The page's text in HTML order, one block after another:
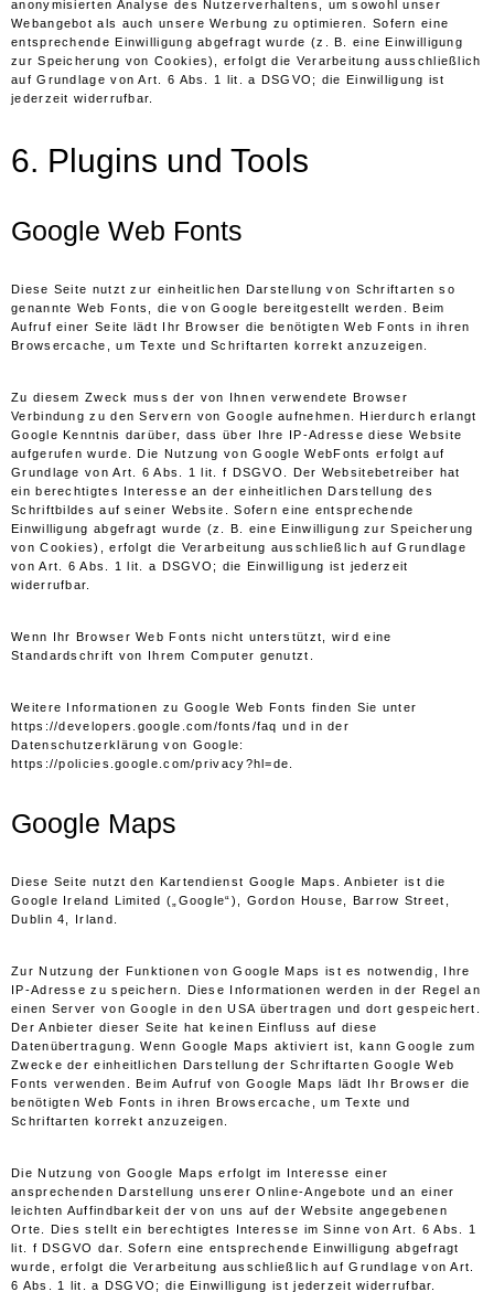
anonymisierten Analyse des Nutzerverhaltens, um sowohl unser
Webangebot als auch unsere Werbung zu optimieren. Sofern eine
entsprechende Einwilligung abgefragt wurde (z. B. eine Einwilligung
zur Speicherung von Cookies), erfolgt die Verarbeitung ausschließlich
auf Grundlage von Art. 6 Abs. 1 lit. a DSGVO; die Einwilligung ist
jederzeit widerrufbar.
6. Plugins und Tools
Google Web Fonts
Diese Seite nutzt zur einheitlichen Darstellung von Schriftarten so
genannte Web Fonts, die von Google bereitgestellt werden. Beim
Aufruf einer Seite lädt Ihr Browser die benötigten Web Fonts in ihren
Browsercache, um Texte und Schriftarten korrekt anzuzeigen.
Zu diesem Zweck muss der von Ihnen verwendete Browser
Verbindung zu den Servern von Google aufnehmen. Hierdurch erlangt
Google Kenntnis darüber, dass über Ihre IP-Adresse diese Website
aufgerufen wurde. Die Nutzung von Google WebFonts erfolgt auf
Grundlage von Art. 6 Abs. 1 lit. f DSGVO. Der Websitebetreiber hat
ein berechtigtes Interesse an der einheitlichen Darstellung des
Schriftbildes auf seiner Website. Sofern eine entsprechende
Einwilligung abgefragt wurde (z. B. eine Einwilligung zur Speicherung
von Cookies), erfolgt die Verarbeitung ausschließlich auf Grundlage
von Art. 6 Abs. 1 lit. a DSGVO; die Einwilligung ist jederzeit
widerrufbar.
Wenn Ihr Browser Web Fonts nicht unterstützt, wird eine
Standardschrift von Ihrem Computer genutzt.
Weitere Informationen zu Google Web Fonts finden Sie unter
https://developers.google.com/fonts/faq und in der
Datenschutzerklärung von Google:
https://policies.google.com/privacy?hl=de
Google Maps
Diese Seite nutzt den Kartendienst Google Maps. Anbieter ist die
Google Ireland Limited („Google“), Gordon House, Barrow Street,
Dublin 4, Irland.
Zur Nutzung der Funktionen von Google Maps ist es notwendig, Ihre
IP-Adresse zu speichern. Diese Informationen werden in der Regel an
einen Server von Google in den USA übertragen und dort gespeichert.
Der Anbieter dieser Seite hat keinen Einfluss auf diese
Datenübertragung. Wenn Google Maps aktiviert ist, kann Google zum
Zwecke der einheitlichen Darstellung der Schriftarten Google Web
Fonts verwenden. Beim Aufruf von Google Maps lädt Ihr Browser die
benötigten Web Fonts in ihren Browsercache, um Texte und
Schriftarten korrekt anzuzeigen.
Die Nutzung von Google Maps erfolgt im Interesse einer
ansprechenden Darstellung unserer Online-Angebote und an einer
leichten Auffindbarkeit der von uns auf der Website angegebenen
Orte. Dies stellt ein berechtigtes Interesse im Sinne von Art. 6 Abs. 1
lit. f DSGVO dar. Sofern eine entsprechende Einwilligung abgefragt
wurde, erfolgt die Verarbeitung ausschließlich auf Grundlage von Art.
6 Abs. 1 lit. a DSGVO; die Einwilligung ist jederzeit widerrufbar.